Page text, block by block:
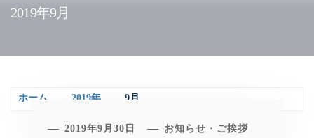
2019年9月
ホーム 2019年 9月
2019年9月30日 お知らせ・ご挨拶